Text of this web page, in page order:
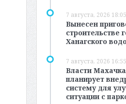
7 августа, 2026 18:05
Вынесен
строительстве
Ханагского
7 августа, 2026 16:55
Власти
планирует
систему для
ситуации с